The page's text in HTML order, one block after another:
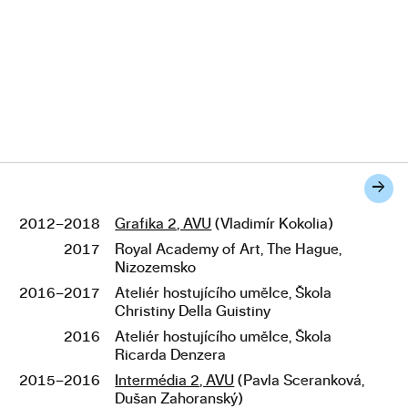
→
Studium
2012–2018 Grafika 2, AVU (Vladimír Kokolia)
2017
Royal Academy of Art, The Hague,
Nizozemsko
2016–2017
Ateliér hostujícího umělce, Škola
Christiny Della Guistiny
2016
Ateliér hostujícího umělce, Škola
Ricarda Denzera
2015–2016
Intermédia 2, AVU (Pavla Sceranková,
Dušan Zahoranský)